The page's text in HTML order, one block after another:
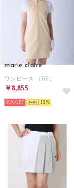
marie claire
ワンピース （BE）
￥8,855
30% 15